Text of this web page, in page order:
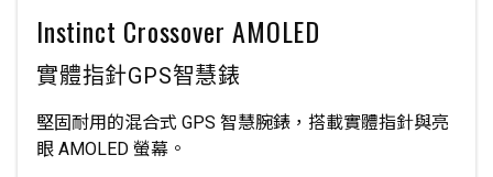
Instinct Crossover AMOLED
實體指針GPS智慧錶
堅固耐用的混合式 GPS 智慧腕錶，搭載實體指針與亮
眼 AMOLED 螢幕。